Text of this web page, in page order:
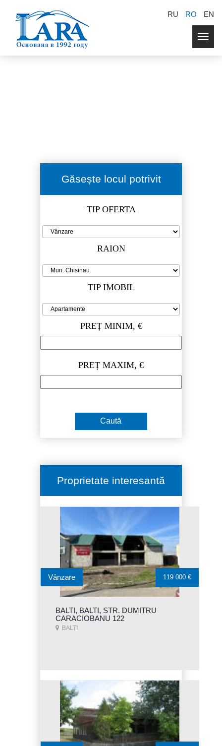
RU RO EN
Găsește locul potrivit
TIP OFERTA
RAION
TIP IMOBIL
PREȚ MINIM, €
PREȚ MAXIM, €
Proprietate interesantă
BALTI, BALTI, STR. DUMITRU
CARACIOBANU 122
BALTI
Vânzare 119 000 €